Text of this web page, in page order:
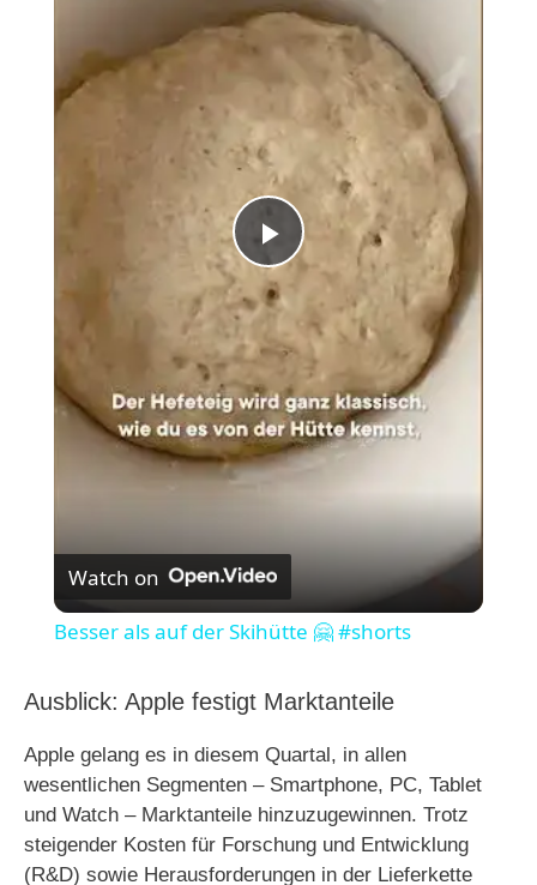
P
l
a
y
V
i
d
e
o
Watch on
Besser als auf der Skihütte 🤗 #shorts
Ausblick: Apple festigt Marktanteile
Apple gelang es in diesem Quartal, in allen
wesentlichen Segmenten – Smartphone, PC, Tablet
und Watch – Marktanteile hinzuzugewinnen. Trotz
steigender Kosten für Forschung und Entwicklung
(R&D) sowie Herausforderungen in der Lieferkette